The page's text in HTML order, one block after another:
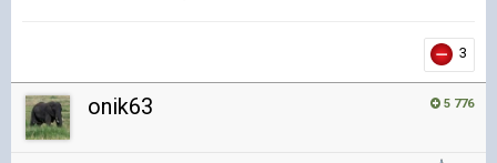
3
5 776
onik63